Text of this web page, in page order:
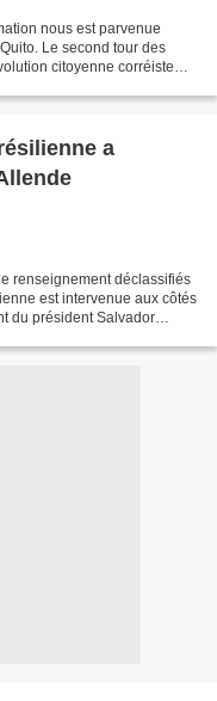
nous est parvenue
Le second tour des
citoyenne corréiste
a
renseignement déclassifiés
est intervenue aux côtés
du président Salvador